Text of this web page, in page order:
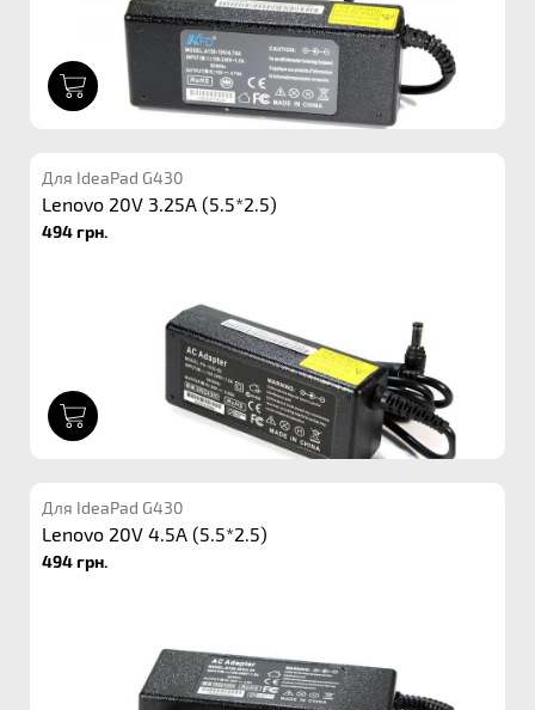
Для IdeaPad G430
Lenovo 20V 3.25A (5.5*2.5)
494 грн.
Для IdeaPad G430
Lenovo 20V 4.5A (5.5*2.5)
494 грн.